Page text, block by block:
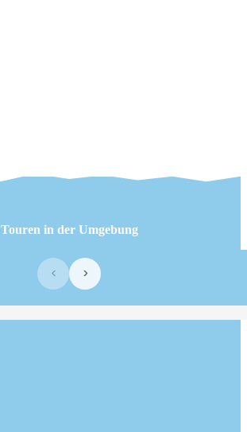
Touren in der Umgebung
‹ ›